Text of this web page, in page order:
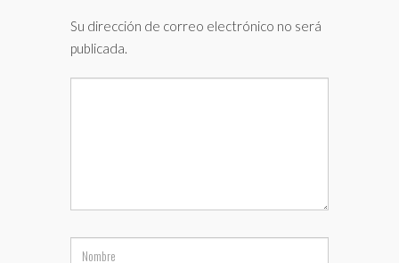
Su dirección de correo electrónico no será
publicada.